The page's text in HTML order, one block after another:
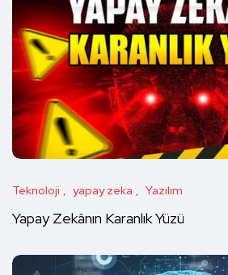
Teknoloji yapay zeka Yazılım
Yapay Zekânın Karanlık Yüzü